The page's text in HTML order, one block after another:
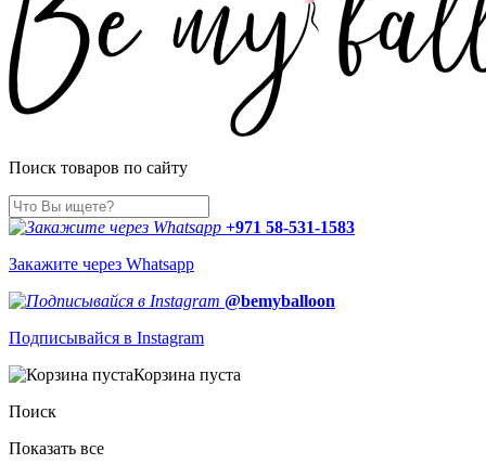
Поиск товаров по сайту
+971 58-531-1583
Закажите через Whatsapp
@bemyballoon
Подписывайся в Instagram
Корзина пуста
Поиск
Показать все